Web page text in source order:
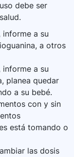
debe ser
informe a su
a otros
informe a su
planea quedar
a su bebé.
con y sin
está tomando o
las dosis